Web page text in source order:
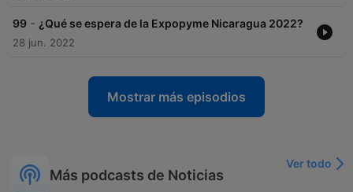
99 - ¿Qué se espera de la Expopyme Nicaragua 2022?
28 jun. 2022
Mostrar más episodios
Más podcasts de Noticias
Ver todo